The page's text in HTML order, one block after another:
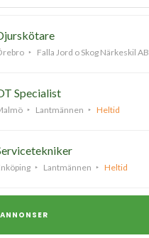
Falla Jord o Skog Närkeskil AB
Specialist
Lantmännen Heltid
Lantmännen Heltid